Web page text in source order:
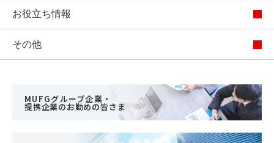
お役立ち情報
その他
MUFGグループ企業・
提携企業のお勤めの皆さま